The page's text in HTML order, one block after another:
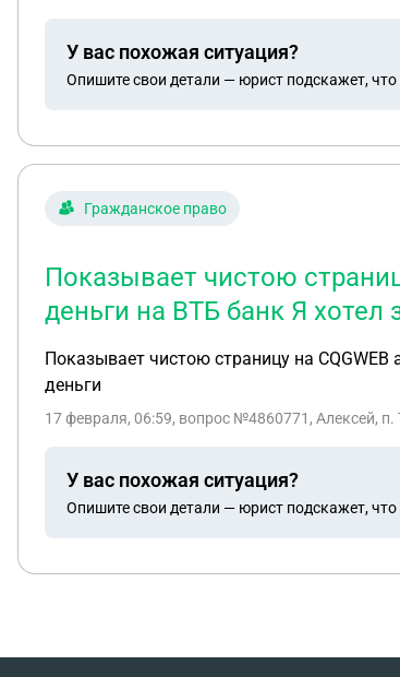
У вас похожая ситуация?
Опишите свои детали — юрист подскажет, что
Гражданское право
Показывает чистою
деньги на ВТБ банк Я хотел
Показывает чистою страницу на
деньги
17 февраля, 06:59, вопрос №4860771, Алексей, п.
У вас похожая ситуация?
Опишите свои детали — юрист подскажет, что